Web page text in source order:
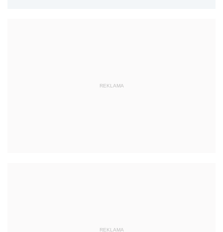
REKLAMA
REKLAMA